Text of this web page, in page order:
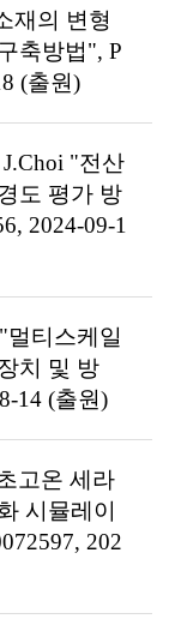
재의 변형
축방법", P
(출원)
"전산
도 평가 방
2024-09-1
티스케일
치 및 방
14 (출원)
고온 세라
시뮬레이
202